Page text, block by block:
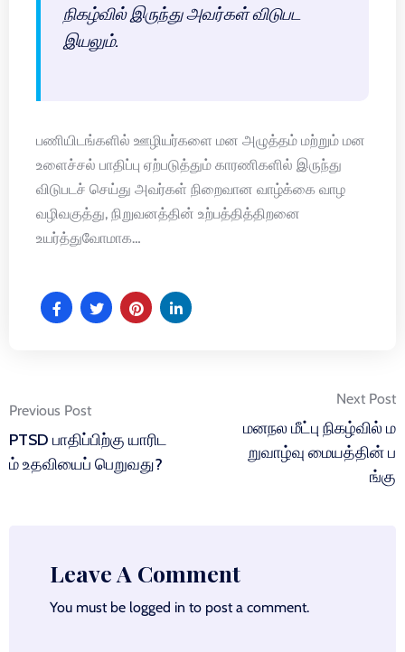
நிகழ்வில் இருந்து அவர்கள் விடுபட
இயலும்.
பணியிடங்களில் ஊழியர்களை மன அழுத்தம் மற்றும் மன
உளைச்சல் பாதிப்பு ஏற்படுத்தும் காரணிகளில் இருந்து
விடுபடச் செய்து அவர்கள் நிறைவான வாழ்க்கை வாழ
வழிவகுத்து, நிறுவனத்தின் உற்பத்தித்திறனை
உயர்த்துவோமாக…
Post
navigation
Previous Post
PTSD பாதிப்பிற்கு யாரிட
ம் உதவியைப் பெறுவது?
Next Post
மனநல மீட்பு நிகழ்வில் ம
றுவாழ்வு மையத்தின் ப
ங்கு
Leave A Comment
You must be logged in to post a comment.